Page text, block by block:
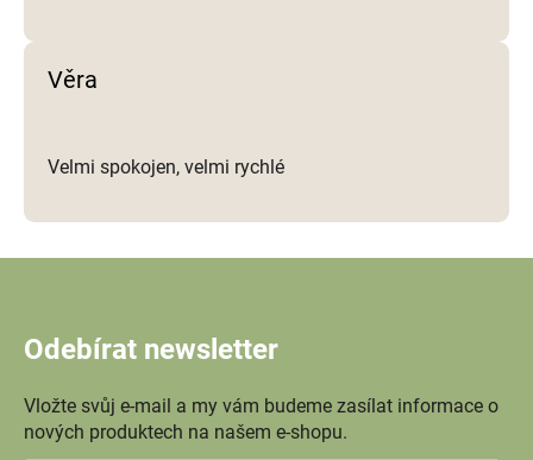
Věra
Velmi spokojen, velmi rychlé
Odebírat newsletter
Vložte svůj e-mail a my vám budeme zasílat informace o
nových produktech na našem e-shopu.